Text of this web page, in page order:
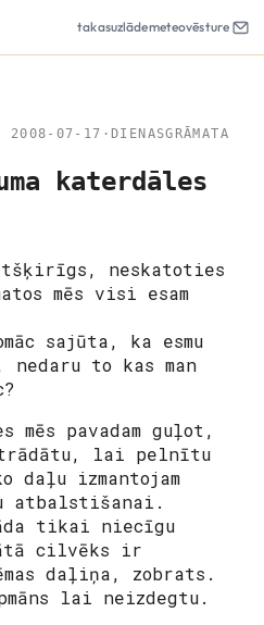
takasuzlādemeteovēsture
2008-07-17 · DIENASGRĀMATA
katerdāles
neskatoties
mēs visi esam
sajūta, ka esmu
to kas man
mēs pavadam guļot,
lai pelnītu
daļu izmantojam
atbalstišanai.
tikai niecīgu
cilvēks ir
daļiņa, zobrats.
lai neizdegtu.